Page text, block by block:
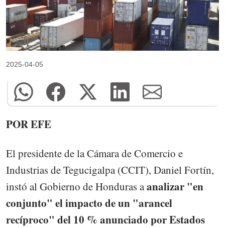
2025-04-05
POR EFE
El presidente de la Cámara de Comercio e
Industrias de Tegucigalpa (CCIT), Daniel Fortín,
instó al Gobierno de Honduras aanalizar "en
conjunto" el impacto de un "arancel
recíproco" del 10 % anunciado por Estados